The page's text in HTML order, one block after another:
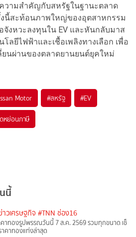
วามสำคัญกับสหรัฐในฐานะตลาด
นี้สะท้อนภาพใหญ่ของอุตสาหกรรม
จังหวะลงทุนใน EV และหันกลับมาส
ลยีไฟฟ้าและเชื้อเพลิงทางเลือก เพื่อ
ยนผ่านของตลาดยานยนต์ยุคใหม่
Motor #สหรัฐ #EV
หย่อนภาษี
นี้
าวเศรษฐกิจ #TNN ช่อง16
คาทองรูปพรรณวันนี้ 7 ส.ค. 2569 รวมทุกขนาด เช็
าคาทองแท่งล่าสุด